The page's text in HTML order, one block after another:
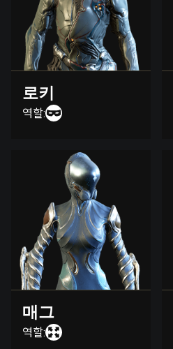
로키
역할:
매그
역할: